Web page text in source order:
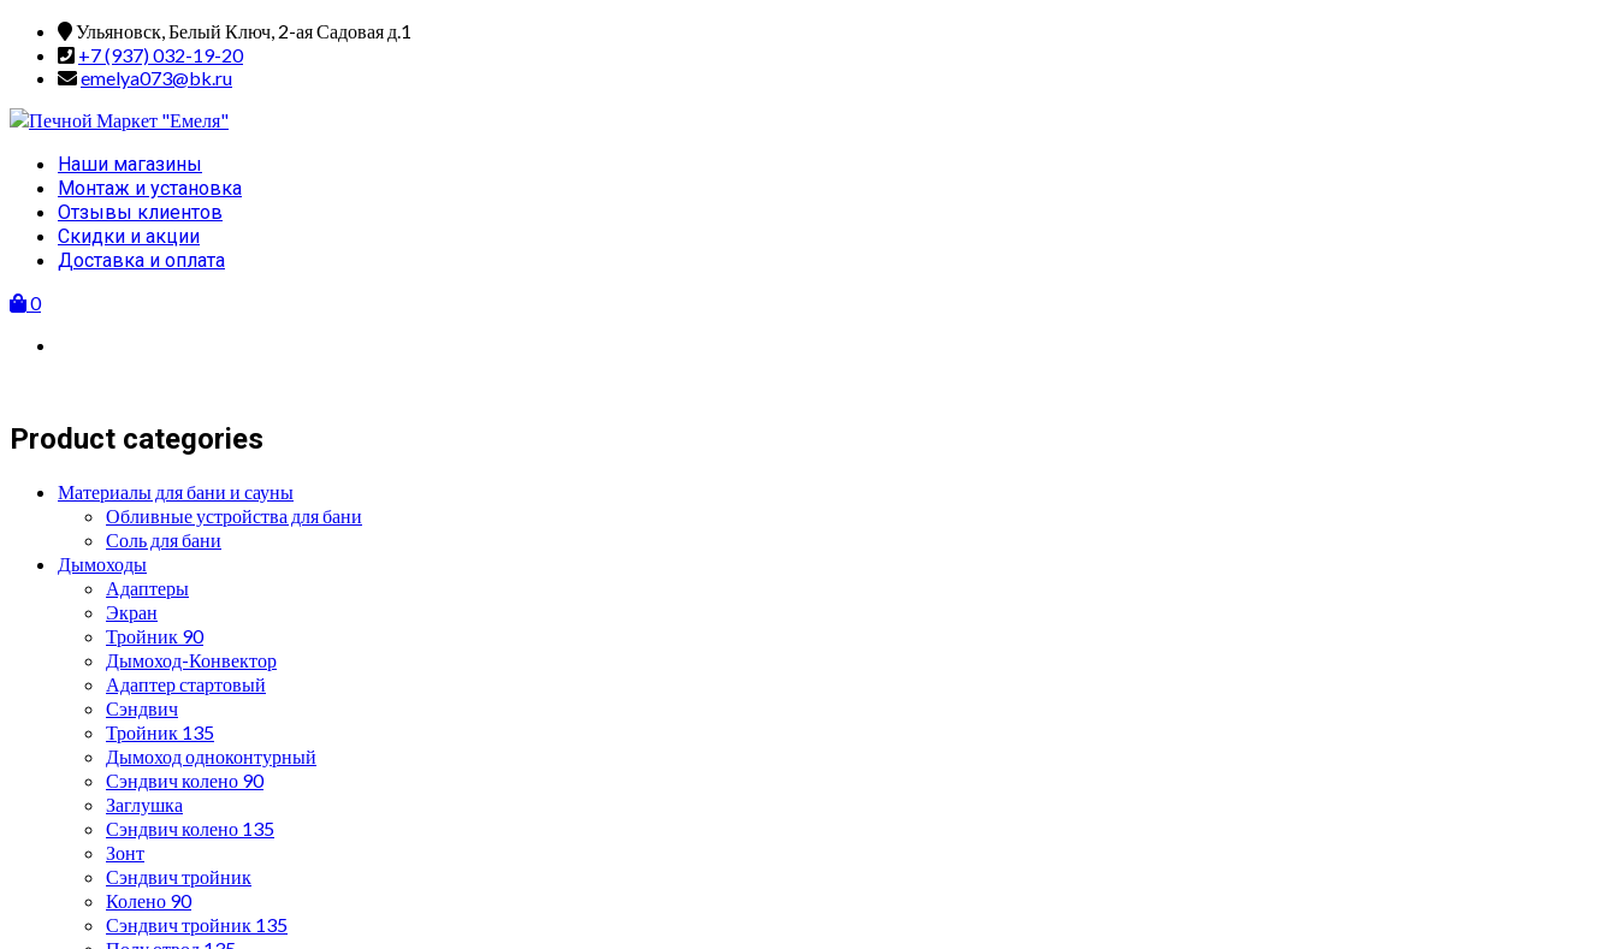
Skip
content
Ульяновск, Белый Ключ, 2-ая Садовая д.1
+7 (937) 032-19-20
emelya073@bk.ru
Primary
Menu
Наши магазины
Монтаж и установка
Отзывы клиентов
Скидки и акции
Доставка и оплата
0
Product categories
Материалы для бани и сауны
Обливные устройства для бани
Соль для бани
Дымоходы
Адаптеры
Экран
Тройник 90
Дымоход-Конвектор
Адаптер стартовый
Сэндвич
Тройник 135
Дымоход одноконтурный
Сэндвич колено 90
Заглушка
Сэндвич колено 135
Зонт
Сэндвич тройник
Колено 90
Сэндвич тройник 135